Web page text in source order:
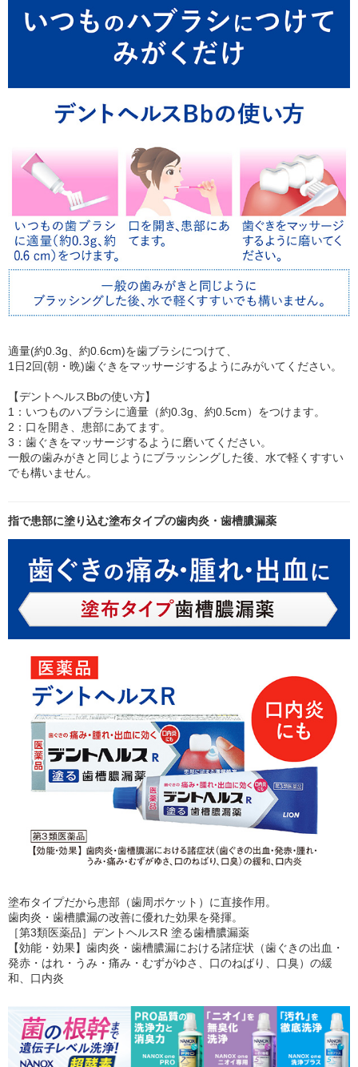
適量(約0.3g、約0.6cm)を歯ブラシにつけて、
1日2回(朝・晩)歯ぐきをマッサージするようにみがいてください。
【デントヘルスBbの使い方】
1：いつものハブラシに適量（約0.3g、約0.5cm）をつけます。
2：口を開き、患部にあてます。
3：歯ぐきをマッサージするように磨いてください。
一般の歯みがきと同じようにブラッシングした後、水で軽くすすい
でも構いません。
指で患部に塗り込む塗布タイプの歯肉炎・歯槽膿漏薬
塗布タイプだから患部（歯周ポケット）に直接作用。
歯肉炎・歯槽膿漏の改善に優れた効果を発揮。
［第3類医薬品］デントヘルスR 塗る歯槽膿漏薬
【効能・効果】歯肉炎・歯槽膿漏における諸症状（歯ぐきの出血・
発赤・はれ・うみ・痛み・むずがゆさ、口のねばり、口臭）の緩
和、口内炎